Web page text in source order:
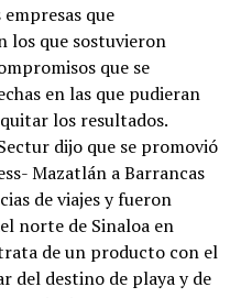
que
los que sostuvieron
que se
en las que pudieran
los resultados.
dijo que se promovió
Mazatlán a Barrancas
de viajes y fueron
norte de Sinaloa en
de un producto con el
del destino de playa y de